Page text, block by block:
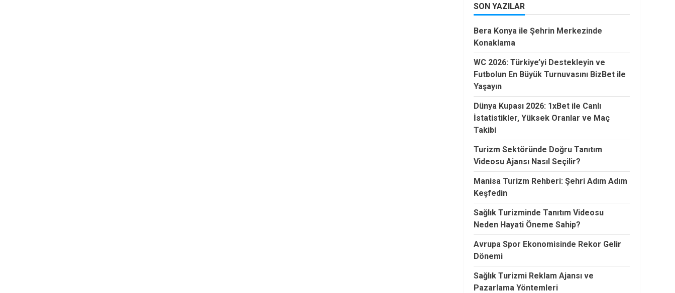
SON YAZILAR
Bera Konya ile Şehrin Merkezinde
Konaklama
WC 2026: Türkiye’yi Destekleyin ve
Futbolun En Büyük Turnuvasını BizBet ile
Yaşayın
Dünya Kupası 2026: 1xBet ile Canlı
İstatistikler, Yüksek Oranlar ve Maç
Takibi
Turizm Sektöründe Doğru Tanıtım
Videosu Ajansı Nasıl Seçilir?
Manisa Turizm Rehberi: Şehri Adım Adım
Keşfedin
Sağlık Turizminde Tanıtım Videosu
Neden Hayati Öneme Sahip?
Avrupa Spor Ekonomisinde Rekor Gelir
Dönemi
Sağlık Turizmi Reklam Ajansı ve
Pazarlama Yöntemleri